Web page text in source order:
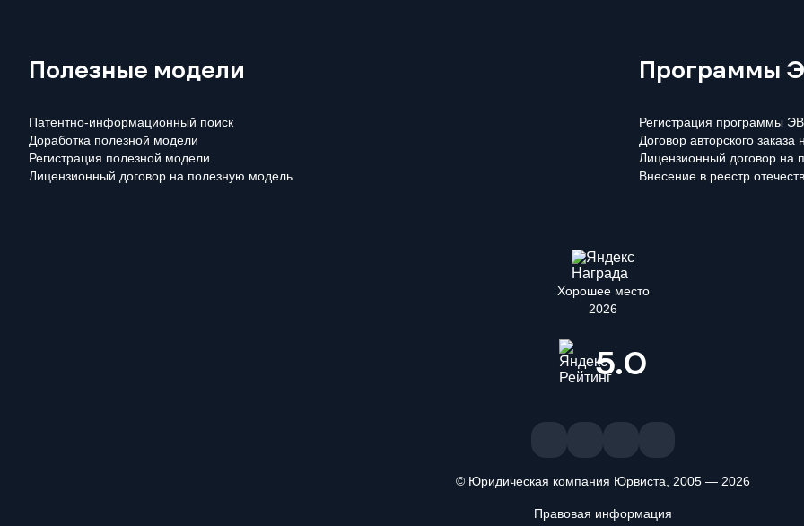
Полезные модели
Патентно-информационный поиск
Доработка полезной модели
Регистрация полезной модели
Лицензионный договор на полезную модель
Программы
Регистрация программы
Договор авторского
Лицензионный договор на
Внесение в реестр
Хорошее место
2026
5.0
© Юридическая компания Юрвиста, 2005 — 2026
Правовая информация
Мы используем файлы cookie. Оставаясь на сайте, вы подтверждаете, что ознакомлены и принимаете условия «